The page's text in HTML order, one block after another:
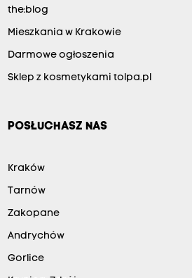
the:blog
Mieszkania w Krakowie
Darmowe ogłoszenia
Sklep z kosmetykami tolpa.pl
POSŁUCHASZ NAS
Kraków
Tarnów
Zakopane
Andrychów
Gorlice